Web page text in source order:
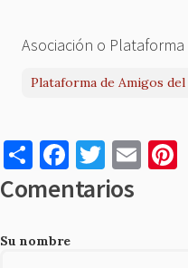
Asociación o Plataforma
Plataforma de Amigos del
S
h
ar
e
F
a
c
e
T
w
it
E
m
Comentarios
Su nombre